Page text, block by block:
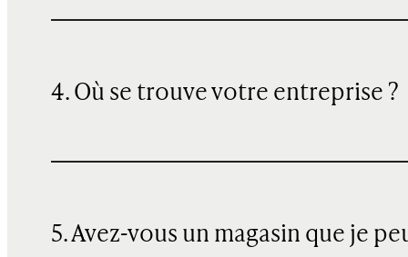
4. Où se trouve votre entreprise ?
5. Avez-vous un magasin que je